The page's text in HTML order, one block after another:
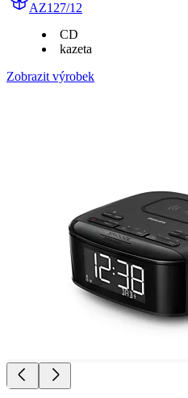
AZ127/12
CD
kazeta
Zobrazit výrobek